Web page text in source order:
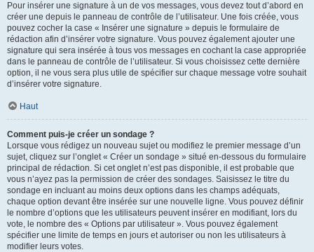
Pour insérer une signature à un de vos messages, vous devez tout d’abord en
créer une depuis le panneau de contrôle de l’utilisateur. Une fois créée, vous
pouvez cocher la case « Insérer une signature » depuis le formulaire de
rédaction afin d’insérer votre signature. Vous pouvez également ajouter une
signature qui sera insérée à tous vos messages en cochant la case appropriée
dans le panneau de contrôle de l’utilisateur. Si vous choisissez cette dernière
option, il ne vous sera plus utile de spécifier sur chaque message votre souhait
d’insérer votre signature.
Haut
Comment puis-je créer un sondage ?
Lorsque vous rédigez un nouveau sujet ou modifiez le premier message d’un
sujet, cliquez sur l’onglet « Créer un sondage » situé en-dessous du formulaire
principal de rédaction. Si cet onglet n’est pas disponible, il est probable que
vous n’ayez pas la permission de créer des sondages. Saisissez le titre du
sondage en incluant au moins deux options dans les champs adéquats,
chaque option devant être insérée sur une nouvelle ligne. Vous pouvez définir
le nombre d’options que les utilisateurs peuvent insérer en modifiant, lors du
vote, le nombre des « Options par utilisateur ». Vous pouvez également
spécifier une limite de temps en jours et autoriser ou non les utilisateurs à
modifier leurs votes.